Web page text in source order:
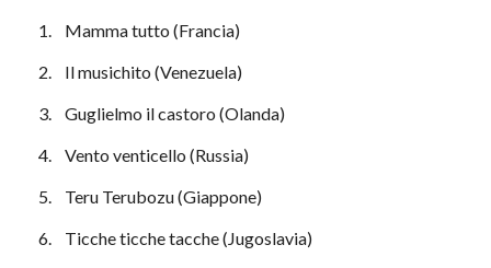
  1.    Mamma tutto (Francia)
  2.    Il musichito (Venezuela)
  3.    Guglielmo il castoro (Olanda)
  4.    Vento venticello (Russia)
  5.    Teru Terubozu (Giappone)
  6.    Ticche ticche tacche (Jugoslavia)